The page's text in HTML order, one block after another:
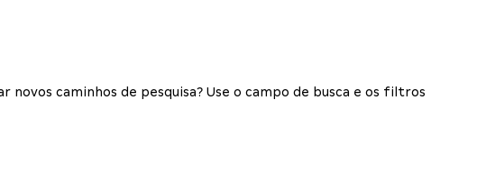
caminhos de pesquisa? Use o campo de busca e os filtros